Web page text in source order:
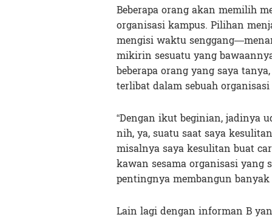
Beberapa orang akan memilih
organisasi kampus. Pilihan
mengisi waktu
mikirin sesuatu yang
beberapa orang yang saya
terlibat dalam sebuah
“Dengan ikut beginian, jadinya
nih, ya, suatu saat saya
misalnya saya kesulitan buat
kawan sesama organisasi yang
pentingnya membangun
Lain lagi dengan informan B